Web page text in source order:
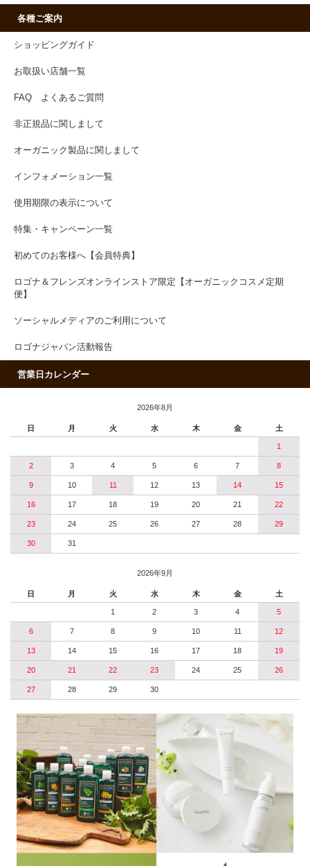
各種ご案内
ショッピングガイド
お取扱い店舗一覧
FAQ よくあるご質問
非正規品に関しまして
オーガニック製品に関しまして
インフォメーション一覧
使用期限の表示について
特集・キャンペーン一覧
初めてのお客様へ【会員特典】
ロゴナ＆フレンズオンラインストア限定【オーガニックコスメ定期
便】
ソーシャルメディアのご利用について
ロゴナジャパン活動報告
営業日カレンダー
2026年8月
日 月 火 水 木 金 土
1
2 3 4 5 6 7 8
9 10 11 12 13 14 15
16 17 18 19 20 21 22
23 24 25 26 27 28 29
30 31
2026年9月
日 月 火 水 木 金 土
1 2 3 4 5
6 7 8 9 10 11 12
13 14 15 16 17 18 19
20 21 22 23 24 25 26
27 28 29 30